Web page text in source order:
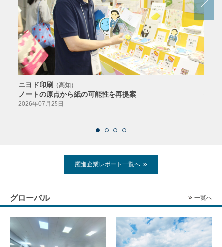
ニヨド印刷 （高知）
ノートの原点から紙の可能性を再提案
2026年07月25日
躍進企業レポート一覧へ
グローバル 一覧へ